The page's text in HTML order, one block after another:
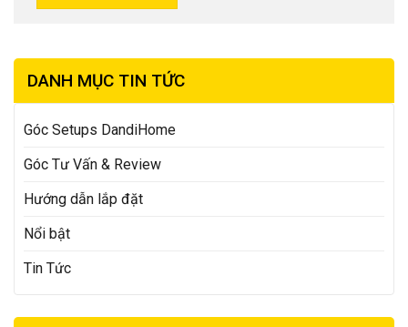
DANH MỤC TIN TỨC
Góc Setups DandiHome
Góc Tư Vấn & Review
Hướng dẫn lắp đặt
Nổi bật
Tin Tức